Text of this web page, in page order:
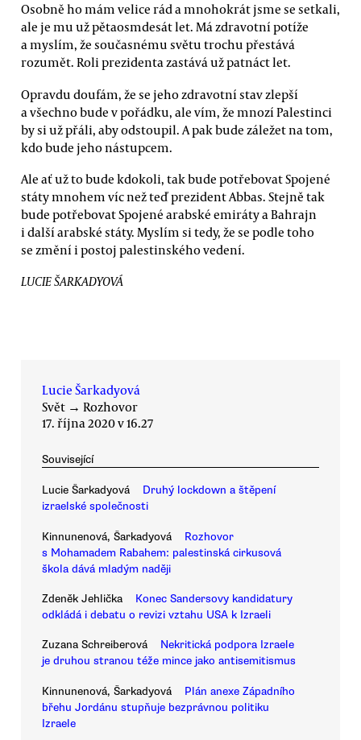
Osobně ho mám velice rád a mnohokrát jsme se setkali,
ale je mu už pětaosmdesát let. Má zdravotní potíže
a myslím, že současnému světu trochu přestává
rozumět. Roli prezidenta zastává už patnáct let.
Opravdu doufám, že se jeho zdravotní stav zlepší
a všechno bude v pořádku, ale vím, že mnozí Palestinci
by si už přáli, aby odstoupil. A pak bude záležet na tom,
kdo bude jeho nástupcem.
Ale ať už to bude kdokoli, tak bude potřebovat Spojené
státy mnohem víc než teď prezident Abbas. Stejně tak
bude potřebovat Spojené arabské emiráty a Bahrajn
i další arabské státy. Myslím si tedy, že se podle toho
se změní i postoj palestinského vedení.
LUCIE ŠARKADYOVÁ
Lucie Šarkadyová
Svět → Rozhovor
17. října 2020 v 16.27
Související
Lucie Šarkadyová
Druhý lockdown a štěpení
izraelské společnosti
Kinnunenová, Šarkadyová
Rozhovor
s Mohamadem Rabahem: palestinská cirkusová
škola dává mladým naději
Zdeněk Jehlička
Konec Sandersovy kandidatury
odkládá i debatu o revizi vztahu USA k Izraeli
Zuzana Schreiberová
Nekritická podpora Izraele
je druhou stranou téže mince jako antisemitismus
Kinnunenová, Šarkadyová
Plán anexe Západního
břehu Jordánu stupňuje bezprávnou politiku
Izraele